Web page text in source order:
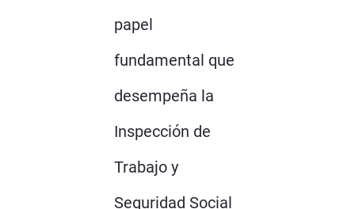
papel
fundamental que
desempeña la
Inspección de
Trabajo y
Seguridad Social